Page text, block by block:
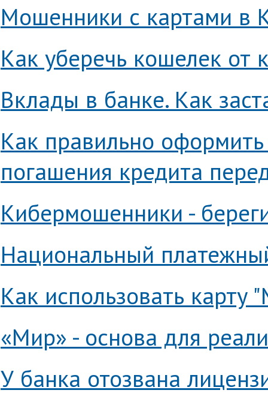
Мошенники с картами в
Как уберечь кошелек от
Вклады в банке. Как
Как правильно
погашения кредита
Кибермошенники -
Национальный
Как использовать карту
«Мир» - основа для
У банка отозвана